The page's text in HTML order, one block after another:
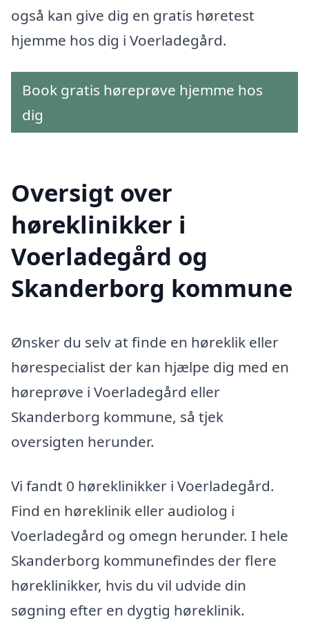
også kan give dig en gratis høretest
hjemme hos dig i Voerladegård.
Book gratis høreprøve hjemme hos
dig
Oversigt over
høreklinikker i
Voerladegård og
Skanderborg kommune
Ønsker du selv at finde en høreklik eller
hørespecialist der kan hjælpe dig med en
høreprøve i Voerladegård eller
Skanderborg kommune, så tjek
oversigten herunder.
Vi fandt 0 høreklinikker i Voerladegård.
Find en høreklinik eller audiolog i
Voerladegård og omegn herunder. I hele
Skanderborg kommunefindes der flere
høreklinikker, hvis du vil udvide din
søgning efter en dygtig høreklinik.